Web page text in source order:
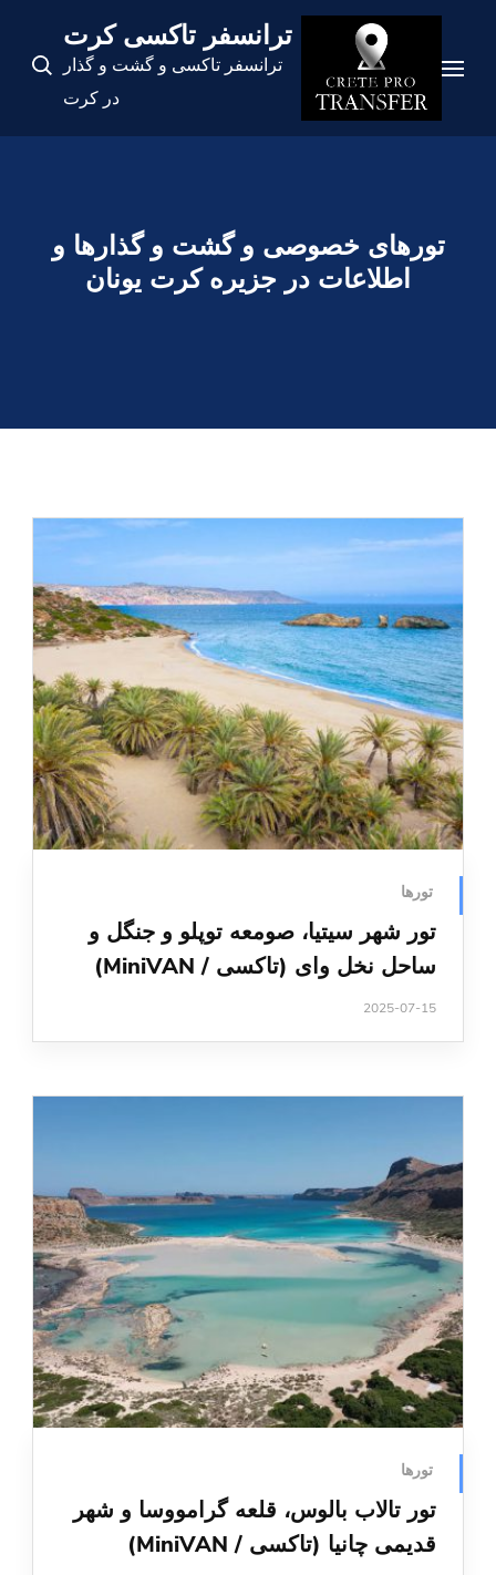
محتوا
ترانسفر تاکسی کرت
ترانسفر تاکسی و گشت و گذار
در کرت
تورهای خصوصی و گشت و گذارها و
اطلاعات در جزیره کرت یونان
تورها
تور شهر سیتیا، صومعه توپلو و جنگل و
ساحل نخل وای (تاکسی / MiniVAN)
2025-07-15
تورها
تور تالاب بالوس، قلعه گرامووسا و شهر
قدیمی چانیا (تاکسی / MiniVAN)